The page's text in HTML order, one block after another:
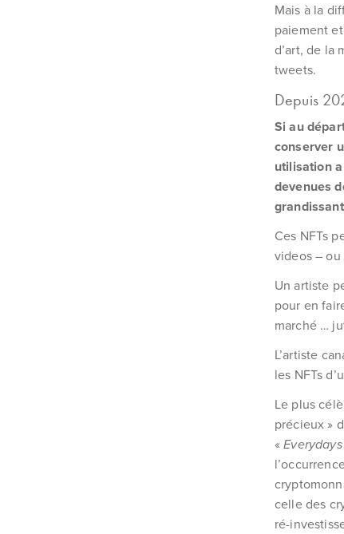
Mais à la
paiement
d’art, de la
tweets.
Depuis
Si au
conserver
utilisation
devenues
Ces NFTs
videos –
Un artiste
pour en
marché …
L’artiste
les NFTs
Le plus
précieux »
«
celle des
ré-